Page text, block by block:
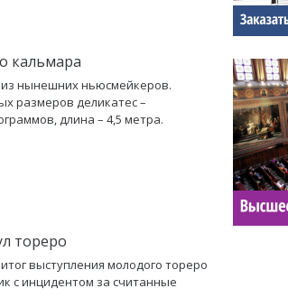
кальмара
нынешних ньюсмейкеров.
размеров деликатес –
длина – 4,5 метра.
тореро
выступления молодого тореро
с инцидентом за считанные